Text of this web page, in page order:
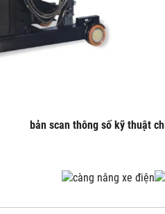
bản scan thông số kỹ thuật